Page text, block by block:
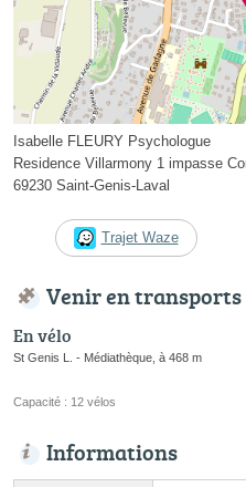
Isabelle FLEURY Psychologue
Residence Villarmony 1 impasse
69230 Saint-Genis-Laval
Trajet Waze
Venir en transports
En vélo
St Genis L. - Médiathèque, à 468 m
Capacité : 12 vélos
Informations